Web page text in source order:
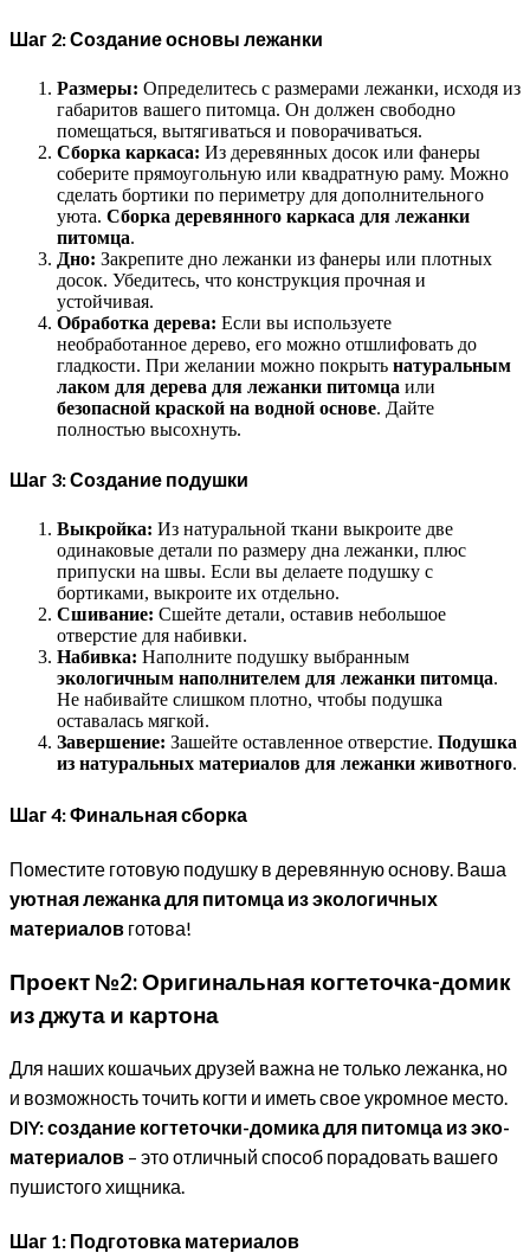
Шаг 2: Создание основы лежанки
Размеры: Определитесь с размерами лежанки, исходя из
габаритов вашего питомца. Он должен свободно
помещаться, вытягиваться и поворачиваться.
Сборка каркаса: Из деревянных досок или фанеры
соберите прямоугольную или квадратную раму. Можно
сделать бортики по периметру для дополнительного
уюта. Сборка деревянного каркаса для лежанки
питомца.
Дно: Закрепите дно лежанки из фанеры или плотных
досок. Убедитесь, что конструкция прочная и
устойчивая.
Обработка дерева: Если вы используете
необработанное дерево, его можно отшлифовать до
гладкости. При желании можно покрыть натуральным
лаком для дерева для лежанки питомца или
безопасной краской на водной основе. Дайте
полностью высохнуть.
Шаг 3: Создание подушки
Выкройка: Из натуральной ткани выкроите две
одинаковые детали по размеру дна лежанки, плюс
припуски на швы. Если вы делаете подушку с
бортиками, выкроите их отдельно.
Сшивание: Сшейте детали, оставив небольшое
отверстие для набивки.
Набивка: Наполните подушку выбранным
экологичным наполнителем для лежанки питомца.
Не набивайте слишком плотно, чтобы подушка
оставалась мягкой.
Завершение: Зашейте оставленное отверстие. Подушка
из натуральных материалов для лежанки животного.
Шаг 4: Финальная сборка
Поместите готовую подушку в деревянную основу. Ваша
уютная лежанка для питомца из экологичных
материалов готова!
Проект №2: Оригинальная когтеточка-домик
из джута и картона
Для наших кошачьих друзей важна не только лежанка, но
и возможность точить когти и иметь свое укромное место.
DIY: создание когтеточки-домика для питомца из эко-
материалов – это отличный способ порадовать вашего
пушистого хищника.
Шаг 1: Подготовка материалов